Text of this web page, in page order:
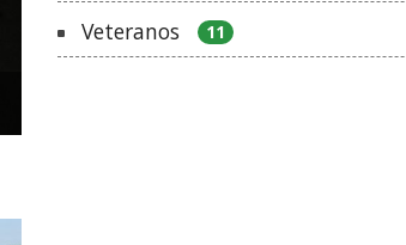
Veteranos 11